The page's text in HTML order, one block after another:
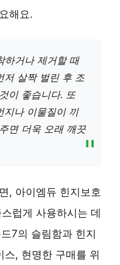
해요.
하거나 제거할 때
저 살짝 벌린 후 조
이 좋습니다. 또
지나 이물질이 끼
면 더욱 오래 깨끗
, 아이엠듀 힌지보호
럽게 사용하시는 데
7의 슬림함과 힌지
스, 현명한 구매를 위